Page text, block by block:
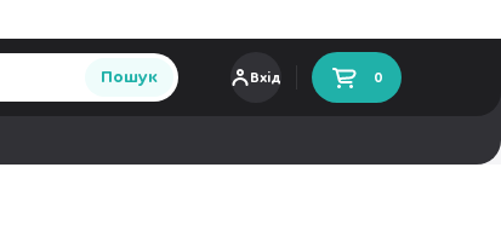
Пошук Вхід 0